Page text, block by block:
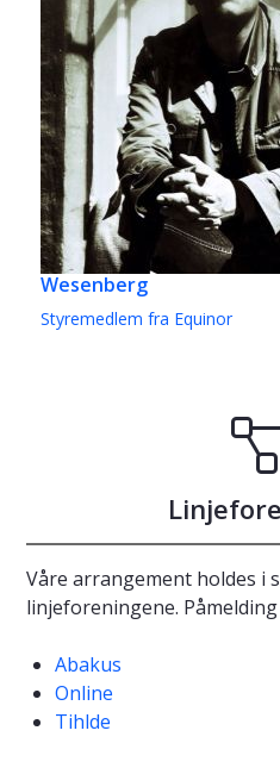
Wesenberg
Styremedlem fra Equinor
Våre arrangement holdes i
linjeforeningene.
Abakus
Online
Tihlde